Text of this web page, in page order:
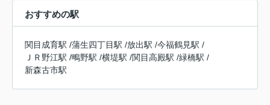
おすすめの駅
関目成育駅 /蒲生四丁目駅 /放出駅 /今福鶴見駅 /
ＪＲ野江駅 /鴫野駅 /横堤駅 /関目高殿駅 /緑橋駅 /
新森古市駅